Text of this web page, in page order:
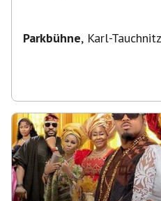
Parkbühne, Karl-